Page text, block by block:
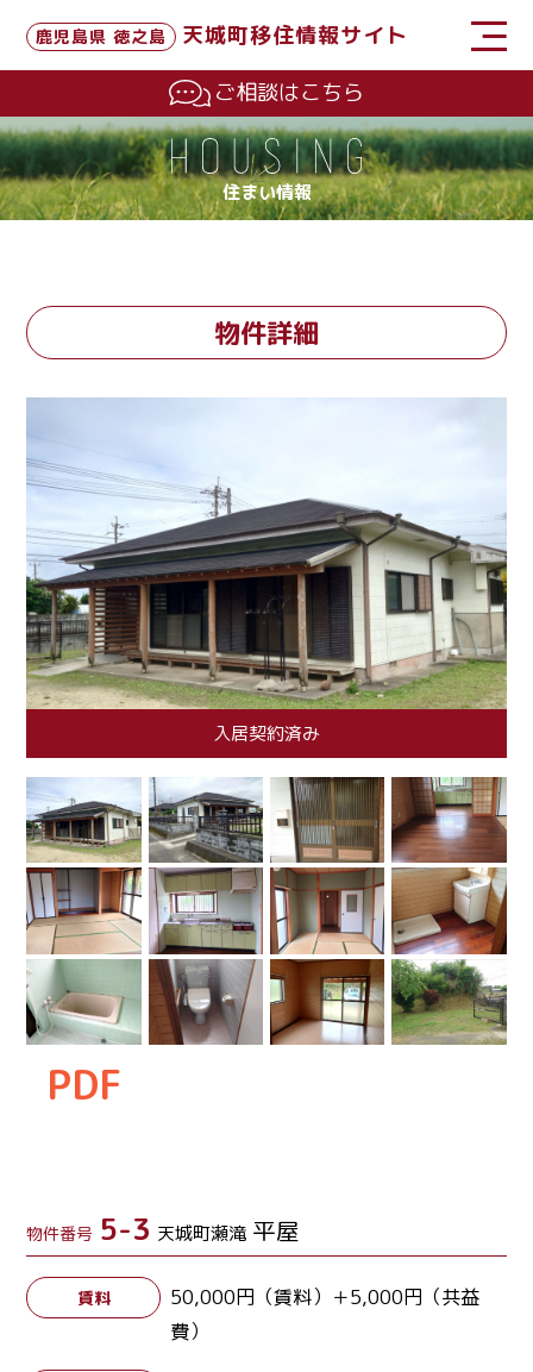
鹿児島県 徳之島
天城町移住情報サイト
ご相談はこちら
住まい情報
物件詳細
入居契約済み
PDF
物件番号 5-3 天城町瀬滝 平屋
賃料
50,000円（賃料）＋5,000円（共益
費）